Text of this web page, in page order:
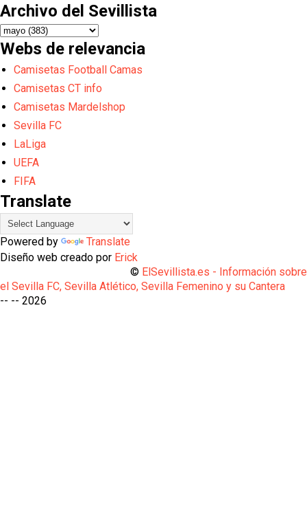
Archivo del Sevillista
Webs de relevancia
Camisetas Football Camas
Camisetas CT info
Camisetas Mardelshop
Sevilla FC
LaLiga
UEFA
FIFA
Translate
Powered by
Translate
Diseño web creado por Erick
© ElSevillista.es - Información sobre
el Sevilla FC, Sevilla Atlético, Sevilla Femenino y su Cantera
-- -- 2026